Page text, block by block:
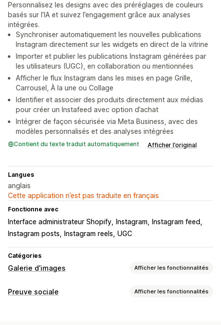
Personnalisez les designs avec des préréglages de couleurs
basés sur l’IA et suivez l’engagement grâce aux analyses
intégrées.
Synchroniser automatiquement les nouvelles publications
Instagram directement sur les widgets en direct de la vitrine
Importer et publier les publications Instagram générées par
les utilisateurs (UGC), en collaboration ou mentionnées
Afficher le flux Instagram dans les mises en page Grille,
Carrousel, À la une ou Collage
Identifier et associer des produits directement aux médias
pour créer un Instafeed avec option d’achat
Intégrer de façon sécurisée via Meta Business, avec des
modèles personnalisés et des analyses intégrées
Contient du texte traduit automatiquement Afficher l’original
Langues
anglais
Cette application n’est pas traduite en français
Fonctionne avec
Interface administrateur Shopify Instagram
Instagram feed
Instagram posts
Instagram reels UGC
Catégories
Galerie d’images Afficher les fonctionnalités
Types de galeries
Preuve sociale Afficher les fonctionnalités